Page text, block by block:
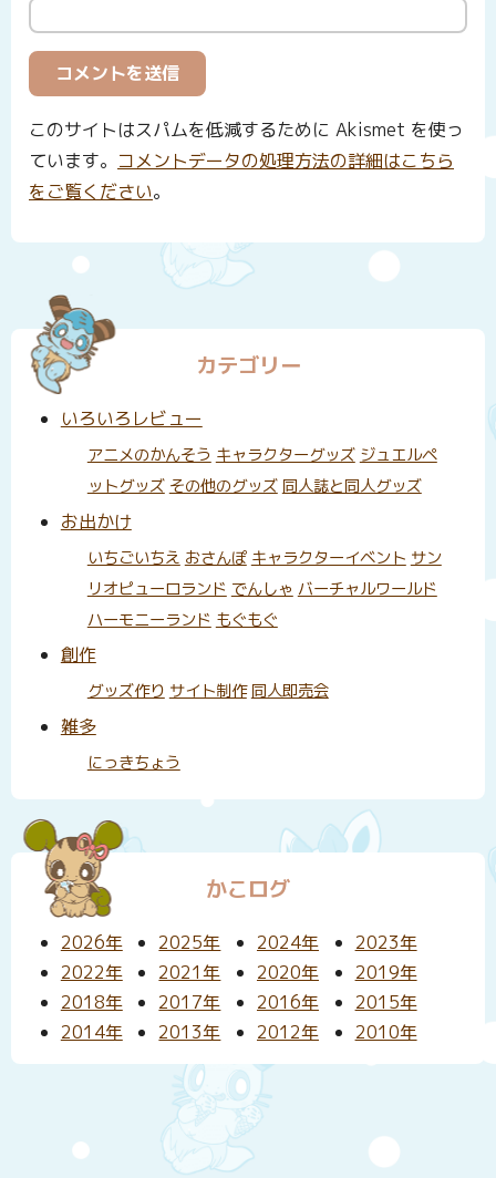
このサイトはスパムを低減するために Akismet を使っ
ています。 コメントデータの処理方法の詳細はこちら
をご覧ください。
カテゴリー
いろいろレビュー
アニメのかんそう キャラクターグッズ ジュエルペ
ットグッズ その他のグッズ 同人誌と同人グッズ
お出かけ
いちごいちえ おさんぽ キャラクターイベント サン
リオピューロランド でんしゃ バーチャルワールド
ハーモニーランド もぐもぐ
創作
グッズ作り サイト制作 同人即売会
雑多
にっきちょう
かこログ
2026年 2025年 2024年
2023年
2022年
2021年 2020年
2019年
2018年
2017年 2016年
2015年
2014年
2013年 2012年 2010年